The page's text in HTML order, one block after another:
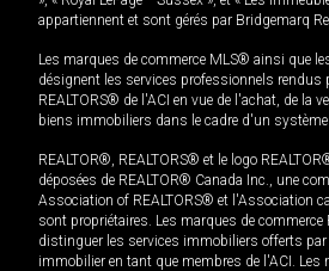
appartiennent et sont gérés par Bridgemarq
Les marques de commerce MLS® ainsi que
désignent les services professionnels rendus
REALTORS® de l'ACI en vue de l'achat, de la
biens immobiliers dans le cadre d'un système
REALTOR®, REALTORS® et le logo
déposées de REALTOR® Canada Inc., une
Association of REALTORS® et l'Association
sont propriétaires. Les marques de commerce
distinguer les services immobiliers offerts
immobilier en tant que membres de l'ACI.